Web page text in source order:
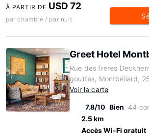
À PARTIR DE USD 72
par chambre / par nuit
Greet Hotel
Rue des freres
gouttes, Montbéliard,
Voir la carte
7.8/10 Bien 44
2.5 km
Accès Wi-Fi gratuit